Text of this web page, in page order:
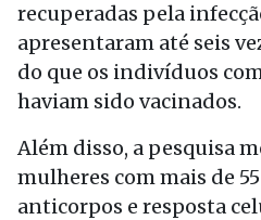
recuperadas pela
apresentaram até seis
do que os indivíduos
haviam sido vacinados.
Além disso, a pesquisa
mulheres com mais de
anticorpos e resposta